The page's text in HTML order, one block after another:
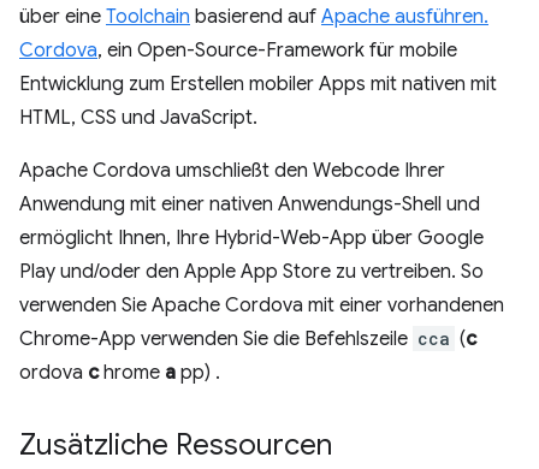
über eine Toolchain basierend auf Apache ausführen.
Cordova, ein Open-Source-Framework für mobile
Entwicklung zum Erstellen mobiler Apps mit nativen mit
HTML, CSS und JavaScript.
Apache Cordova umschließt den Webcode Ihrer
Anwendung mit einer nativen Anwendungs-Shell und
ermöglicht Ihnen, Ihre Hybrid-Web-App über Google
Play und/oder den Apple App Store zu vertreiben. So
verwenden Sie Apache Cordova mit einer vorhandenen
Chrome-App verwenden Sie die Befehlszeile cca (c
ordova chrome a pp) .
Zusätzliche Ressourcen